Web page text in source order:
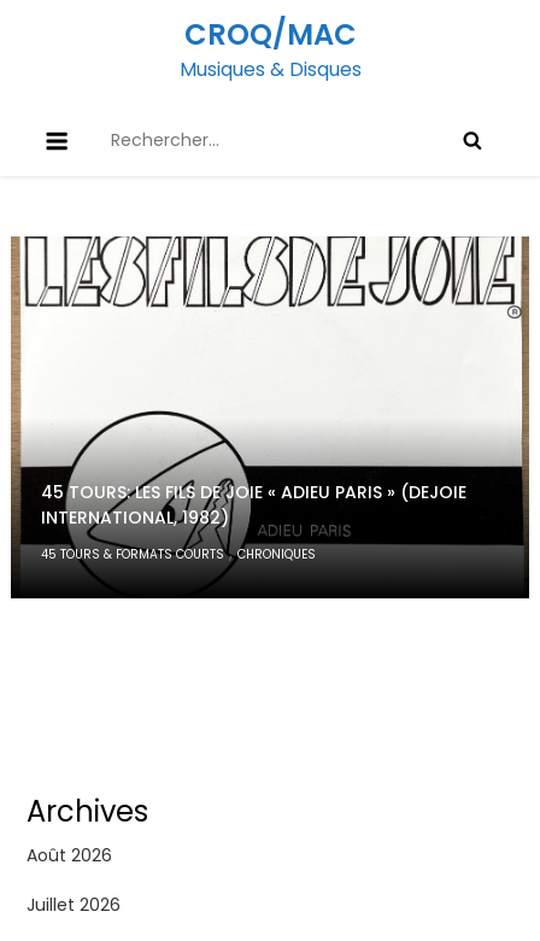
CROQ/MAC
Musiques & Disques
45 TOURS: LES FILS DE JOIE « ADIEU PARIS » (DEJOIE
INTERNATIONAL, 1982)
45 TOURS & FORMATS COURTS,CHRONIQUES
Archives
Août 2026
Juillet 2026